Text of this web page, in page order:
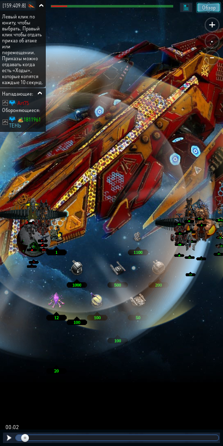
+
.
-
Обзор
[159:409:8]
Левый клик по
юниту, чтобы
выбрать. Правый
клик чтобы отдать
приказ об атаке
или
перемещении.
Приказы можно
отдавать когда
есть «Ходы»,
которые копятся
каждые 10 секунд.
Нападающие:
Art75
Обороняющиеся:
🏕️1811961
ТЕНЬ
00:02